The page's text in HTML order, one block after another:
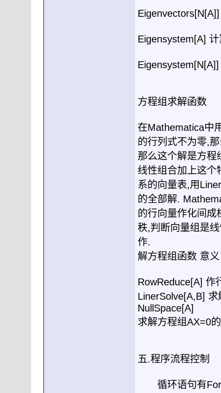
Eigensystem[A]
方程组求解函数
在Mathematica中
的行列式不为零,
那么这个解是方程
线性组合加上这个
系的向量表,用
的全部解.
的行向量作化间成
秩,判断向量组是
作.
解方程组函数 意义
RowReduce[A] 作
LinerSolve[A,B] 求
NullSpace[A]
求解方程组AX=0
五.程序流程控制
循环语句有